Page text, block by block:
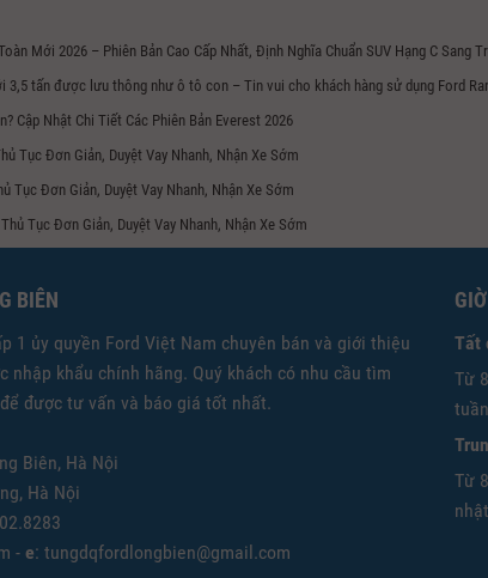
Mới 2026 – Phiên Bản Cao Cấp Nhất, Định Nghĩa Chuẩn SUV Hạng C Sang
3,5 tấn được lưu thông như ô tô con – Tin vui cho khách hàng sử dụng Ford
Cập Nhật Chi Tiết Các Phiên Bản Everest 2026
Tục Đơn Giản, Duyệt Vay Nhanh, Nhận Xe Sớm
Tục Đơn Giản, Duyệt Vay Nhanh, Nhận Xe Sớm
Tục Đơn Giản, Duyệt Vay Nhanh, Nhận Xe Sớm
BIÊN
1 ủy quyền Ford Việt Nam chuyên bán và giới thiệu
nhập khẩu chính hãng. Quý khách có nhu cầu tìm
được tư vấn và báo giá tốt nhất.
Biên, Hà Nội
Hà Nội
- e: tungdqfordlongbien@gmail.com
Tất
Từ
Từ
nhật